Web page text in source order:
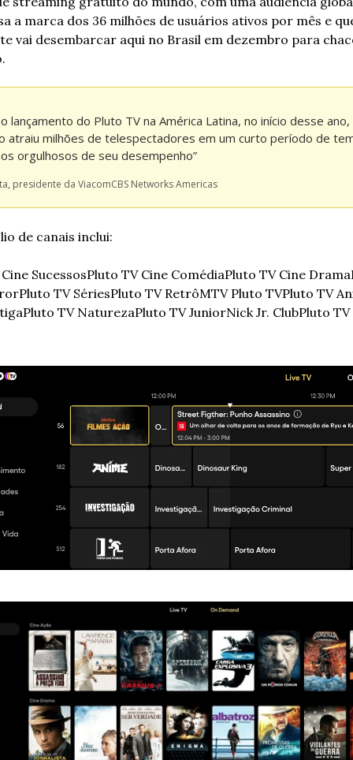
a marca dos 36 milhões de usuários ativos por mês e
vai desembarcar aqui no Brasil em dezembro para
lançamento do Pluto TV na América Latina, no início desse ano,
atraiu milhões de telespectadores em um curto período de
orgulhosos de seu desempenho”
presidente da ViacomCBS Networks Americas
de canais inclui:
SucessosPluto TV Cine ComédiaPluto TV Cine Drama
Pluto TV SériesPluto TV RetrôMTV Pluto TVPluto TV
Pluto TV NaturezaPluto TV JuniorNick Jr. ClubPluto TV